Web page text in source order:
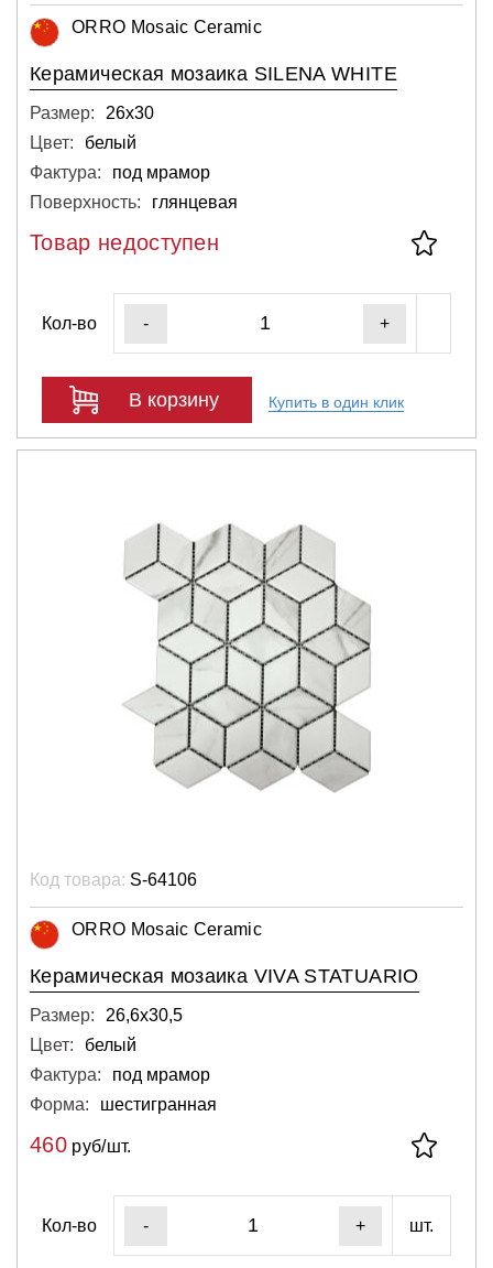
ORRO Mosaic Ceramic
Керамическая мозаика SILENA WHITE
Размер:
26х30
Цвет:
белый
Фактура:
под мрамор
Поверхность:
глянцевая
Товар недоступен
Кол-во - +
В корзину Купить в один клик
Код товара: S-64106
ORRO Mosaic Ceramic
Керамическая мозаика VIVA STATUARIO
Размер:
26,6х30,5
Цвет:
белый
Фактура:
под мрамор
Форма:
шестигранная
460руб/шт.
Кол-во - + шт.